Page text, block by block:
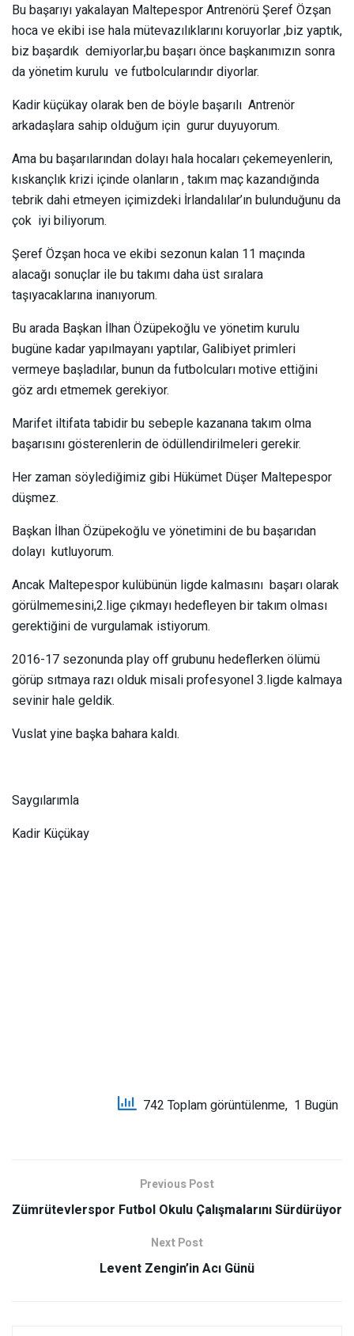
Bu başarıyı yakalayan Maltepespor Antrenörü Şeref Özşan
hoca ve ekibi ise hala mütevazılıklarını koruyorlar ,biz yaptık,
biz başardık demiyorlar,bu başarı önce başkanımızın sonra
da yönetim kurulu ve futbolcularındır diyorlar.
Kadir küçükay olarak ben de böyle başarılı Antrenör
arkadaşlara sahip olduğum için gurur duyuyorum.
Ama bu başarılarından dolayı hala hocaları çekemeyenlerin,
kıskançlık krizi içinde olanların , takım maç kazandığında
tebrik dahi etmeyen içimizdeki İrlandalılar’ın bulunduğunu da
çok iyi biliyorum.
Şeref Özşan hoca ve ekibi sezonun kalan 11 maçında
alacağı sonuçlar ile bu takımı daha üst sıralara
taşıyacaklarına inanıyorum.
Bu arada Başkan İlhan Özüpekoğlu ve yönetim kurulu
bugüne kadar yapılmayanı yaptılar, Galibiyet primleri
vermeye başladılar, bunun da futbolcuları motive ettiğini
göz ardı etmemek gerekiyor.
Marifet iltifata tabidir bu sebeple kazanana takım olma
başarısını gösterenlerin de ödüllendirilmeleri gerekir.
Her zaman söylediğimiz gibi Hükümet Düşer Maltepespor
düşmez.
Başkan İlhan Özüpekoğlu ve yönetimini de bu başarıdan
dolayı kutluyorum.
Ancak Maltepespor kulübünün ligde kalmasını başarı olarak
görülmemesini,2.lige çıkmayı hedefleyen bir takım olması
gerektiğini de vurgulamak istiyorum.
2016-17 sezonunda play off grubunu hedeflerken ölümü
görüp sıtmaya razı olduk misali profesyonel 3.ligde kalmaya
sevinir hale geldik.
Vuslat yine başka bahara kaldı.
Saygılarımla
Kadir Küçükay
742 Toplam görüntülenme, 1 Bugün
Previous Post
Zümrütevlerspor Futbol Okulu Çalışmalarını Sürdürüyor
Next Post
Levent Zengin’in Acı Günü